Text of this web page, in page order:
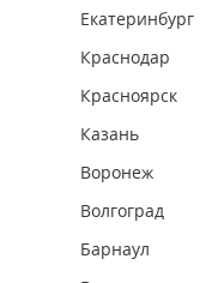
Екатеринбург
Краснодар
Красноярск
Казань
Воронеж
Волгоград
Барнаул